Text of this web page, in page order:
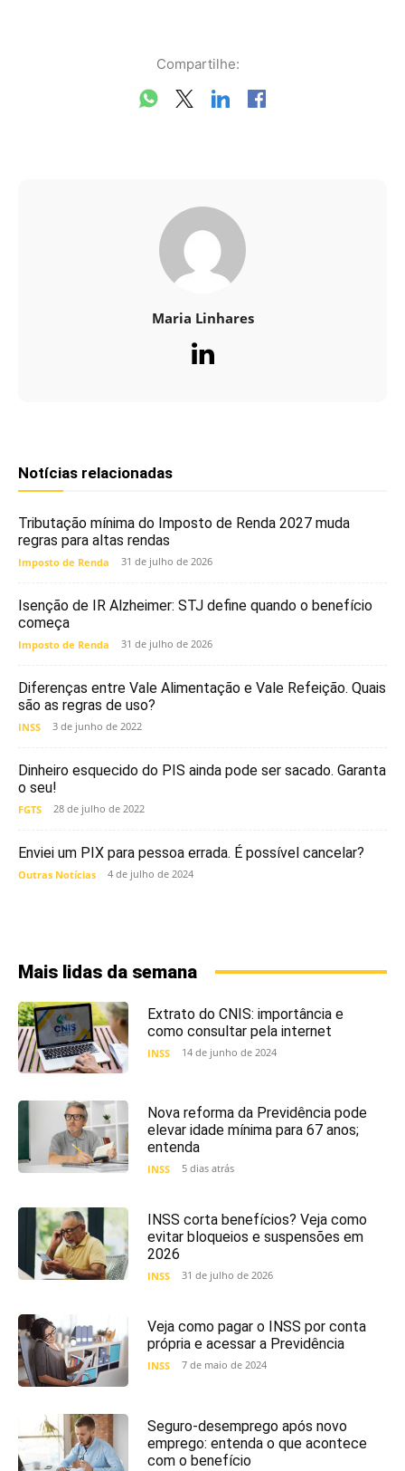
Compartilhe:
Maria Linhares
Notícias relacionadas
Tributação mínima do Imposto de Renda 2027 muda
regras para altas rendas
Imposto de Renda 31 de julho de 2026
Isenção de IR Alzheimer: STJ define quando o benefício
começa
Imposto de Renda 31 de julho de 2026
Diferenças entre Vale Alimentação e Vale Refeição. Quais
são as regras de uso?
INSS 3 de junho de 2022
Dinheiro esquecido do PIS ainda pode ser sacado. Garanta
o seu!
FGTS 28 de julho de 2022
Enviei um PIX para pessoa errada. É possível cancelar?
Outras Notícias 4 de julho de 2024
Mais lidas da semana
Extrato do CNIS: importância e
como consultar pela internet
INSS 14 de junho de 2024
Nova reforma da Previdência pode
elevar idade mínima para 67 anos;
entenda
INSS 5 dias atrás
INSS corta benefícios? Veja como
evitar bloqueios e suspensões em
2026
INSS 31 de julho de 2026
Veja como pagar o INSS por conta
própria e acessar a Previdência
INSS 7 de maio de 2024
Seguro-desemprego após novo
emprego: entenda o que acontece
com o benefício